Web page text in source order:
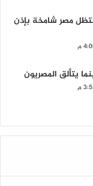
مصر شامخة بإذن
يتألق المصريون